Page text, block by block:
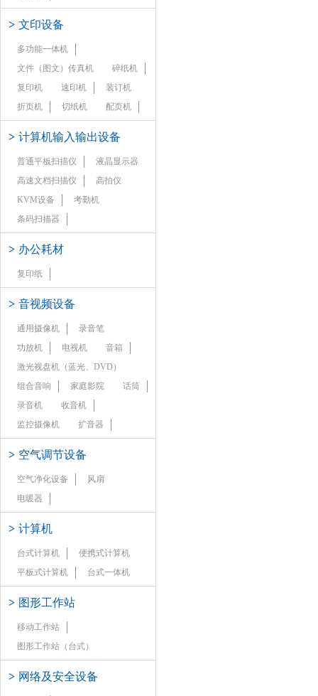
> 文印设备
多功能一体机
文件（图文）传真机
碎纸机
复印机
速印机
装订机
折页机
切纸机 配页机
> 计算机输入输出设备
普通平板扫描仪
液晶显示器
高速文档扫描仪
高拍仪
KVM设备
考勤机
条码扫描器
> 办公耗材
复印纸
> 音视频设备
通用摄像机
录音笔
功放机
电视机
音箱
激光视盘机（蓝光、DVD）
组合音响
家庭影院
话筒
录音机
收音机
监控摄像机
扩音器
> 空气调节设备
空气净化设备
风扇
电暖器
> 计算机
台式计算机
便携式计算机
平板式计算机
台式一体机
> 图形工作站
移动工作站
图形工作站（台式）
> 网络及安全设备